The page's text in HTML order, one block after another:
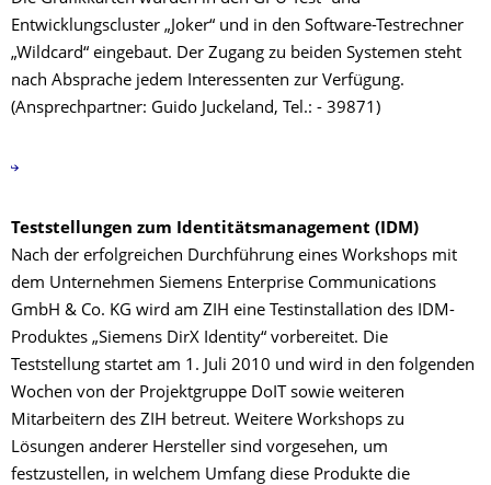
Entwicklungscluster „Joker“ und in den Software-Testrechner
„Wildcard“ eingebaut. Der Zugang zu beiden Systemen steht
nach Absprache jedem Interessenten zur Verfügung.
(Ansprechpartner: Guido Juckeland, Tel.: - 39871)
Teststellungen zum Identitätsmanagement (IDM)
Nach der erfolgreichen Durchführung eines Workshops mit
dem Unternehmen Siemens Enterprise Communications
GmbH & Co. KG wird am ZIH eine Testinstallation des IDM-
Produktes „Siemens DirX Identity“ vorbereitet. Die
Teststellung startet am 1. Juli 2010 und wird in den folgenden
Wochen von der Projektgruppe DoIT sowie weiteren
Mitarbeitern des ZIH betreut. Weitere Workshops zu
Lösungen anderer Hersteller sind vorgesehen, um
festzustellen, in welchem Umfang diese Produkte die